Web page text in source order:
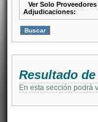
Ver Solo
Adjudicaciones:
Resultado
En esta sección podrá